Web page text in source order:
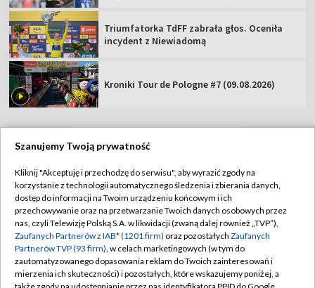
Triumfatorka TdFF zabrała głos. Oceniła
incydent z Niewiadomą
Kroniki Tour de Pologne #7 (09.08.2026)
Abonament TVP
Sklep TVP
Biuro Reklamy
Oferta Handlowa
Telegazeta ogłoszenia
Regulamin TVP
Polityka prywatności
Moje zgody
Biuro reklamy
Kontakt
Szanujemy Twoją prywatność
Kliknij "Akceptuję i przechodzę do serwisu", aby wyrazić zgody na
korzystanie z technologii automatycznego śledzenia i zbierania danych,
dostęp do informacji na Twoim urządzeniu końcowym i ich
przechowywanie oraz na przetwarzanie Twoich danych osobowych przez
nas, czyli Telewizję Polską S.A. w likwidacji (zwaną dalej również „TVP”),
Zaufanych Partnerów z IAB* (1201 firm) oraz pozostałych Zaufanych
Partnerów TVP (93 firm), w celach marketingowych (w tym do
zautomatyzowanego dopasowania reklam do Twoich zainteresowań i
mierzenia ich skuteczności) i pozostałych, które wskazujemy poniżej, a